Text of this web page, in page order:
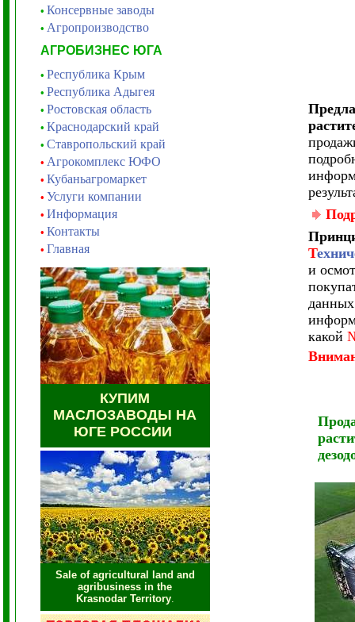
• Консервные заводы
• Агропроизводство
АГРОБИЗНЕС ЮГА
• Республика Крым
• Республика Адыгея
• Ростовская область
• Краснодарский край
• Ставропольский край
• Агрокомплекс ЮФО
• Кубаньагромаркет
• Услуги компании
• Информация
• Контакты
• Главная
КУПИМ
МАСЛОЗАВОДЫ НА
ЮГЕ РОССИИ
Sale of agricultural land and
agribusiness in the
Krasnodar Territory.
Т
и
данных
какой